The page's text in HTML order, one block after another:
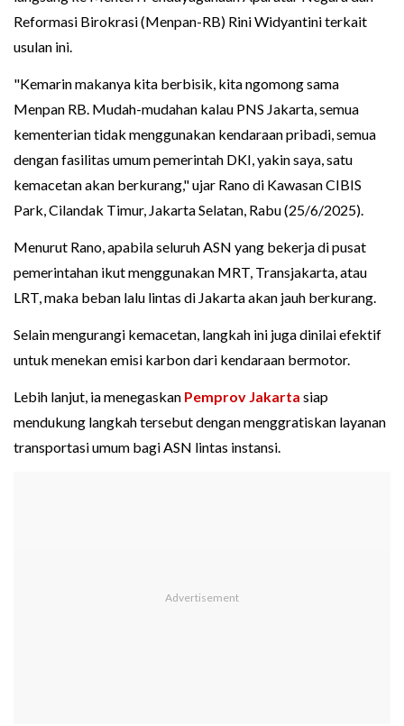
Reformasi Birokrasi (Menpan-RB) Rini Widyantini terkait
usulan ini.
"Kemarin makanya kita berbisik, kita ngomong sama
Menpan RB. Mudah-mudahan kalau PNS Jakarta, semua
kementerian tidak menggunakan kendaraan pribadi, semua
dengan fasilitas umum pemerintah DKI, yakin saya, satu
kemacetan akan berkurang," ujar Rano di Kawasan CIBIS
Park, Cilandak Timur, Jakarta Selatan, Rabu (25/6/2025).
Menurut Rano, apabila seluruh ASN yang bekerja di pusat
pemerintahan ikut menggunakan MRT, Transjakarta, atau
LRT, maka beban lalu lintas di Jakarta akan jauh berkurang.
Selain mengurangi kemacetan, langkah ini juga dinilai efektif
untuk menekan emisi karbon dari kendaraan bermotor.
Lebih lanjut, ia menegaskan Pemprov Jakarta siap
mendukung langkah tersebut dengan menggratiskan layanan
transportasi umum bagi ASN lintas instansi.